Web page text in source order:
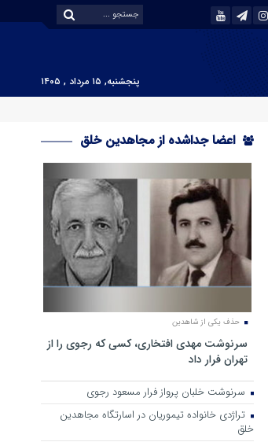
پنجشنبه, ۱۵ مرداد , ۱۴۰۵
اعضا جداشده از مجاهدین خلق
حذف یکی از شاهدین
سرنوشت مهدی افتخاری، کسی که رجوی را از
تهران فرار داد
سرنوشت خلبان پرواز فرار مسعود رجوی
تراژدی خانواده تیموریان در اسارتگاه مجاهدین
خلق